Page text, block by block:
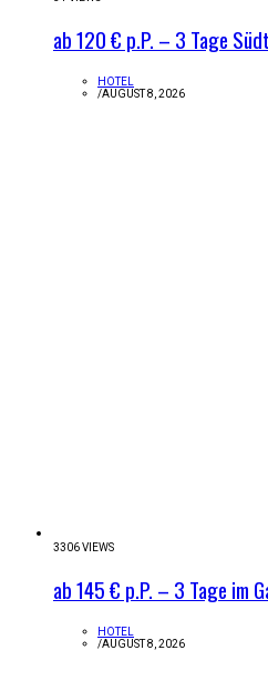
ab 120 € p.P. – 3 Tage
HOTEL
/AUGUST 8, 2026
3306 VIEWS
ab 145 € p.P. – 3 Tage im
HOTEL
/AUGUST 8, 2026